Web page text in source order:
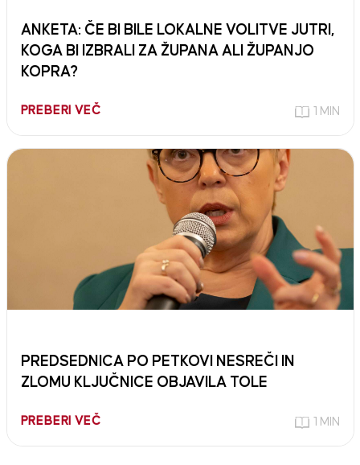
ANKETA: ČE BI BILE LOKALNE VOLITVE JUTRI,
KOGA BI IZBRALI ZA ŽUPANA ALI ŽUPANJO
KOPRA?
PREBERI VEČ 1 MIN
PREDSEDNICA PO PETKOVI NESREČI IN
ZLOMU KLJUČNICE OBJAVILA TOLE
PREBERI VEČ 1 MIN